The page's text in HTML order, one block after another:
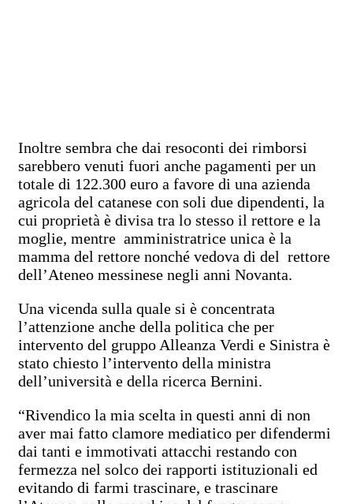
Inoltre sembra che dai resoconti dei rimborsi
sarebbero venuti fuori anche pagamenti per un
totale di 122.300 euro a favore di una azienda
agricola del catanese con soli due dipendenti, la
cui proprietà è divisa tra lo stesso il rettore e la
moglie, mentre amministratrice unica è la
mamma del rettore nonché vedova di del rettore
dell’Ateneo messinese negli anni Novanta.
Una vicenda sulla quale si è concentrata
l’attenzione anche della politica che per
intervento del gruppo Alleanza Verdi e Sinistra è
stato chiesto l’intervento della ministra
dell’università e della ricerca Bernini.
“Rivendico la mia scelta in questi anni di non
aver mai fatto clamore mediatico per difendermi
dai tanti e immotivati attacchi restando con
fermezza nel solco dei rapporti istituzionali ed
evitando di farmi trascinare, e trascinare